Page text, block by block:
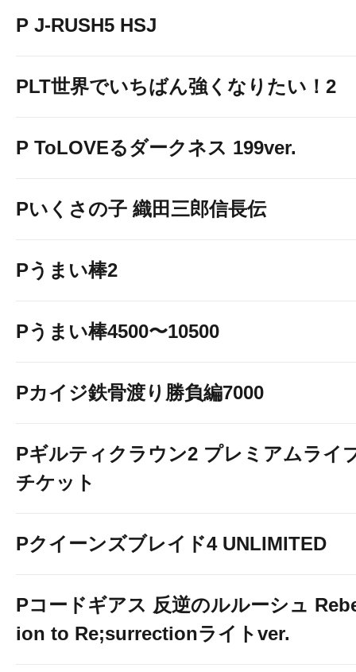
P J-RUSH5 HSJ
PLT世界でいちばん強くなりたい！2
P ToLOVEるダークネス 199ver.
Pいくさの子 織田三郎信長伝
Pうまい棒2
Pうまい棒4500〜10500
Pカイジ鉄骨渡り勝負編7000
Pギルティクラウン2 プレミアムライ
チケット
Pクイーンズブレイド4 UNLIMITED
Pコードギアス 反逆のルルーシュ
ion to Re;surrectionライトver.